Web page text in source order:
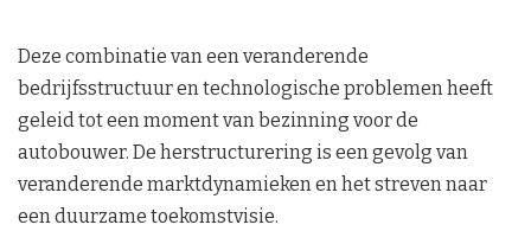
Deze combinatie van een veranderende
bedrijfsstructuur en technologische problemen heeft
geleid tot een moment van bezinning voor de
autobouwer. De herstructurering is een gevolg van
veranderende marktdynamieken en het streven naar
een duurzame toekomstvisie.